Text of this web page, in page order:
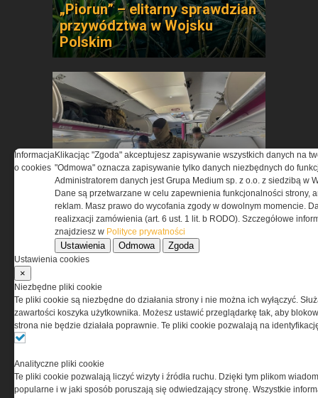
„Piorun” – elitarny sprawdzian
przywództwa w Wojsku
Polskim
Na krawędzi bezpieczeństwa -
antyterroryści i pirotechnicy w
akcji na pokładzie Airbusa
MEDEX Unity 2026 - 24
Informacja
o cookies
Klikacjąc "Zgoda" akceptujesz zapisywanie wszystkich danych na
"Odmowa" oznacza zapisywanie tylko danych niezbędnych do
Administratorem danych jest Grupa Medium sp. z o.o. z siedzibą w
Dane są przetwarzane w celu zapewnienia funkcjonalności strony,
reklam. Masz prawo do wycofania zgody w dowolnym momencie.
realizxacji zamówienia (art. 6 ust. 1 lit. b RODO). Szczegółowe
znajdziesz w Polityce prywatności
Ustawienia Odmowa Zgoda
Ustawienia cookies
×
Niezbędne pliki cookie
Te pliki cookie są niezbędne do działania strony i nie można ich wyłączyć.
zawartości koszyka użytkownika. Możesz ustawić przeglądarkę tak, aby
strona nie będzie działała poprawnie. Te pliki cookie pozwalają na
Analityczne pliki cookie
Te pliki cookie pozwalają liczyć wizyty i źródła ruchu. Dzięki tym plikom
popularne i w jaki sposób poruszają się odwiedzający stronę. Wszystkie